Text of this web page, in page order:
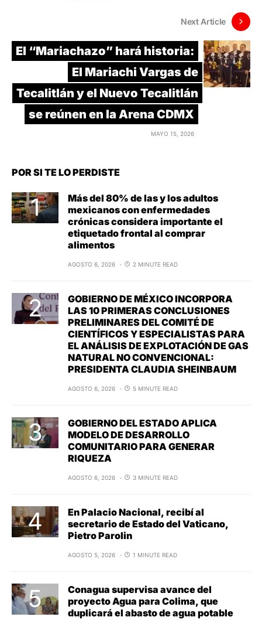
Next Article
El “Mariachazo” hará historia:
El Mariachi Vargas de
Tecalitlán y el Nuevo Tecalitlán
se reúnen en la Arena CDMX
MAYO 15, 2026
POR SI TE LO PERDISTE
Más del 80% de las y los adultos
mexicanos con enfermedades
crónicas considera importante el
etiquetado frontal al comprar
alimentos
AGOSTO 6, 2026 2 MINUTE READ
GOBIERNO DE MÉXICO INCORPORA
LAS 10 PRIMERAS CONCLUSIONES
PRELIMINARES DEL COMITÉ DE
CIENTÍFICOS Y ESPECIALISTAS PARA
EL ANÁLISIS DE EXPLOTACIÓN DE GAS
NATURAL NO CONVENCIONAL:
PRESIDENTA CLAUDIA SHEINBAUM
AGOSTO 6, 2026 5 MINUTE READ
GOBIERNO DEL ESTADO APLICA
MODELO DE DESARROLLO
COMUNITARIO PARA GENERAR
RIQUEZA
AGOSTO 6, 2026 3 MINUTE READ
En Palacio Nacional, recibí al
secretario de Estado del Vaticano,
Pietro Parolin
AGOSTO 5, 2026 1 MINUTE READ
Conagua supervisa avance del
proyecto Agua para Colima, que
duplicará el abasto de agua potable